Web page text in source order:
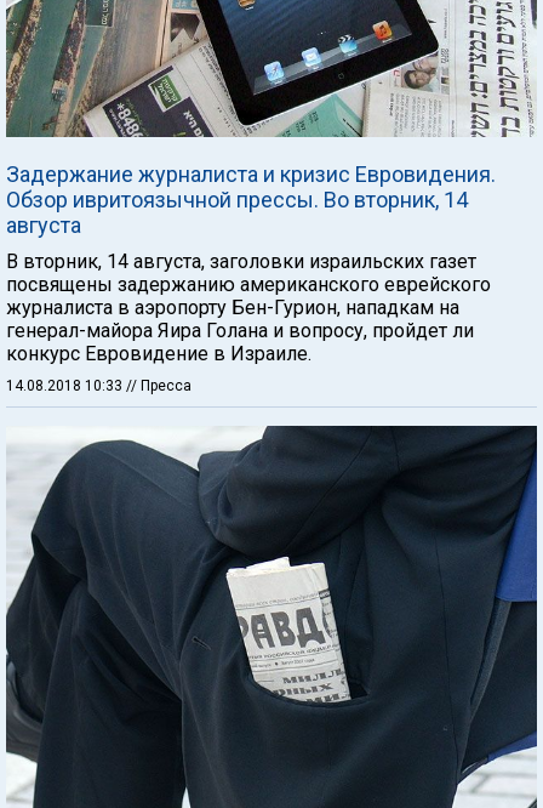
Задержание журналиста и кризис Евровидения.
Обзор ивритоязычной прессы. Во вторник, 14
августа
В вторник, 14 августа, заголовки израильских газет
посвящены задержанию американского еврейского
журналиста в аэропорту Бен-Гурион, нападкам на
генерал-майора Яира Голана и вопросу, пройдет ли
конкурс Евровидение в Израиле.
14.08.2018 10:33 // Пресса